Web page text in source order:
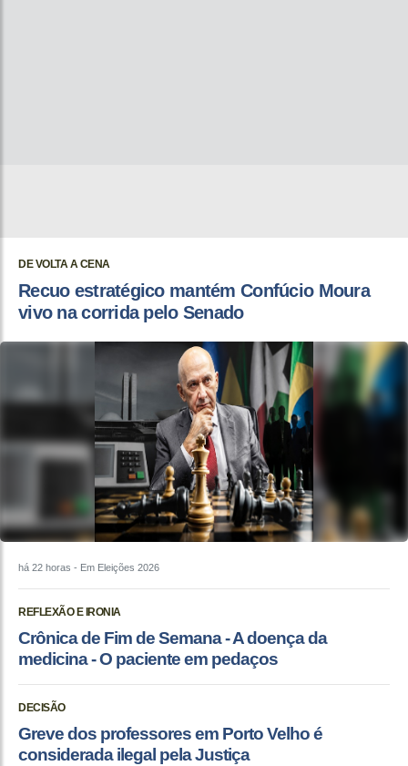
DE VOLTA A CENA
Recuo estratégico mantém Confúcio Moura
vivo na corrida pelo Senado
há 22 horas - Em Eleições 2026
REFLEXÃO E IRONIA
Crônica de Fim de Semana - A doença da
medicina - O paciente em pedaços
DECISÃO
Greve dos professores em Porto Velho é
considerada ilegal pela Justiça